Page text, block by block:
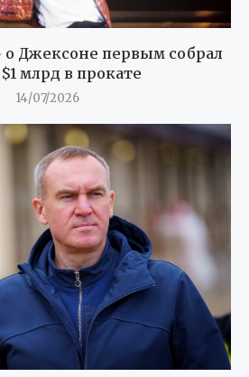
Джексоне первым собрал
млрд в прокате
14/07/2026